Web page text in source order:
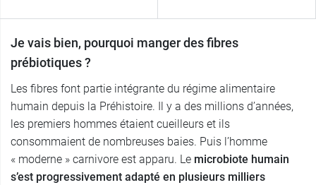
Je vais bien, pourquoi manger des fibres
prébiotiques ?
Les fibres font partie intégrante du régime alimentaire
humain depuis la Préhistoire. Il y a des millions d’années,
les premiers hommes étaient cueilleurs et ils
consommaient de nombreuses baies. Puis l’homme
« moderne » carnivore est apparu. Le microbiote humain
s’est progressivement adapté en plusieurs milliers